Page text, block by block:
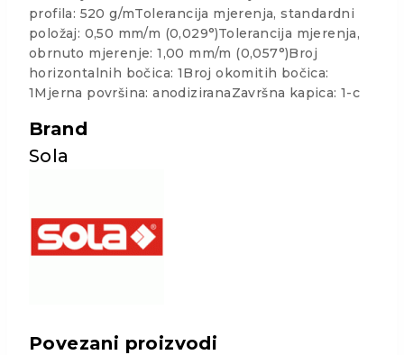
profila: 520 g/mTolerancija mjerenja, standardni
položaj: 0,50 mm/m (0,029°)Tolerancija mjerenja,
obrnuto mjerenje: 1,00 mm/m (0,057°)Broj
horizontalnih bočica: 1Broj okomitih bočica:
1Mjerna površina: anodiziranaZavršna kapica: 1-c
Brand
Sola
Povezani proizvodi